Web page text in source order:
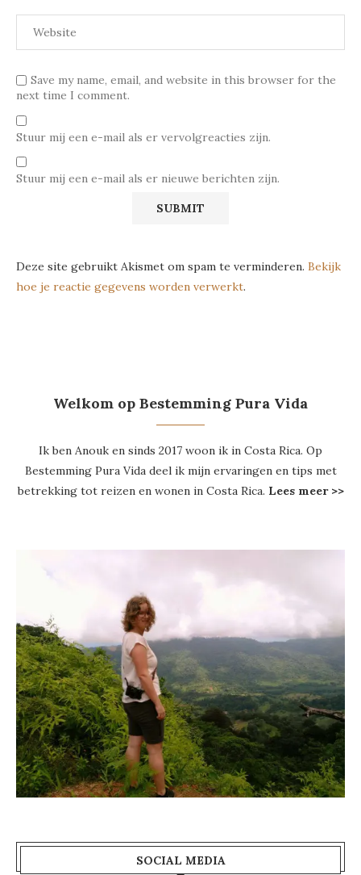
Save my name, email, and website in this browser for the
next time I comment.
Stuur mij een e-mail als er vervolgreacties zijn.
Stuur mij een e-mail als er nieuwe berichten zijn.
Deze site gebruikt Akismet om spam te verminderen. Bekijk
hoe je reactie gegevens worden verwerkt.
Welkom op Bestemming Pura Vida
Ik ben Anouk en sinds 2017 woon ik in Costa Rica. Op
Bestemming Pura Vida deel ik mijn ervaringen en tips met
betrekking tot reizen en wonen in Costa Rica. Lees meer >>
SOCIAL MEDIA